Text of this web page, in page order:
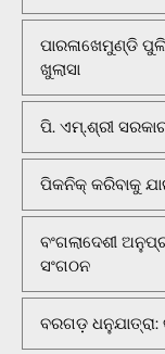
ପାରଳାଖେମୁଣ୍ଡି
ଖୁଲାସା
ପି. ଏମ୍.ଶ୍ରୀ
ପିକନିକ୍‌ କରିବାକୁ
ବଂଗଲାଦେଶୀ
ସଂଗଠନ
ବରଗଡ଼